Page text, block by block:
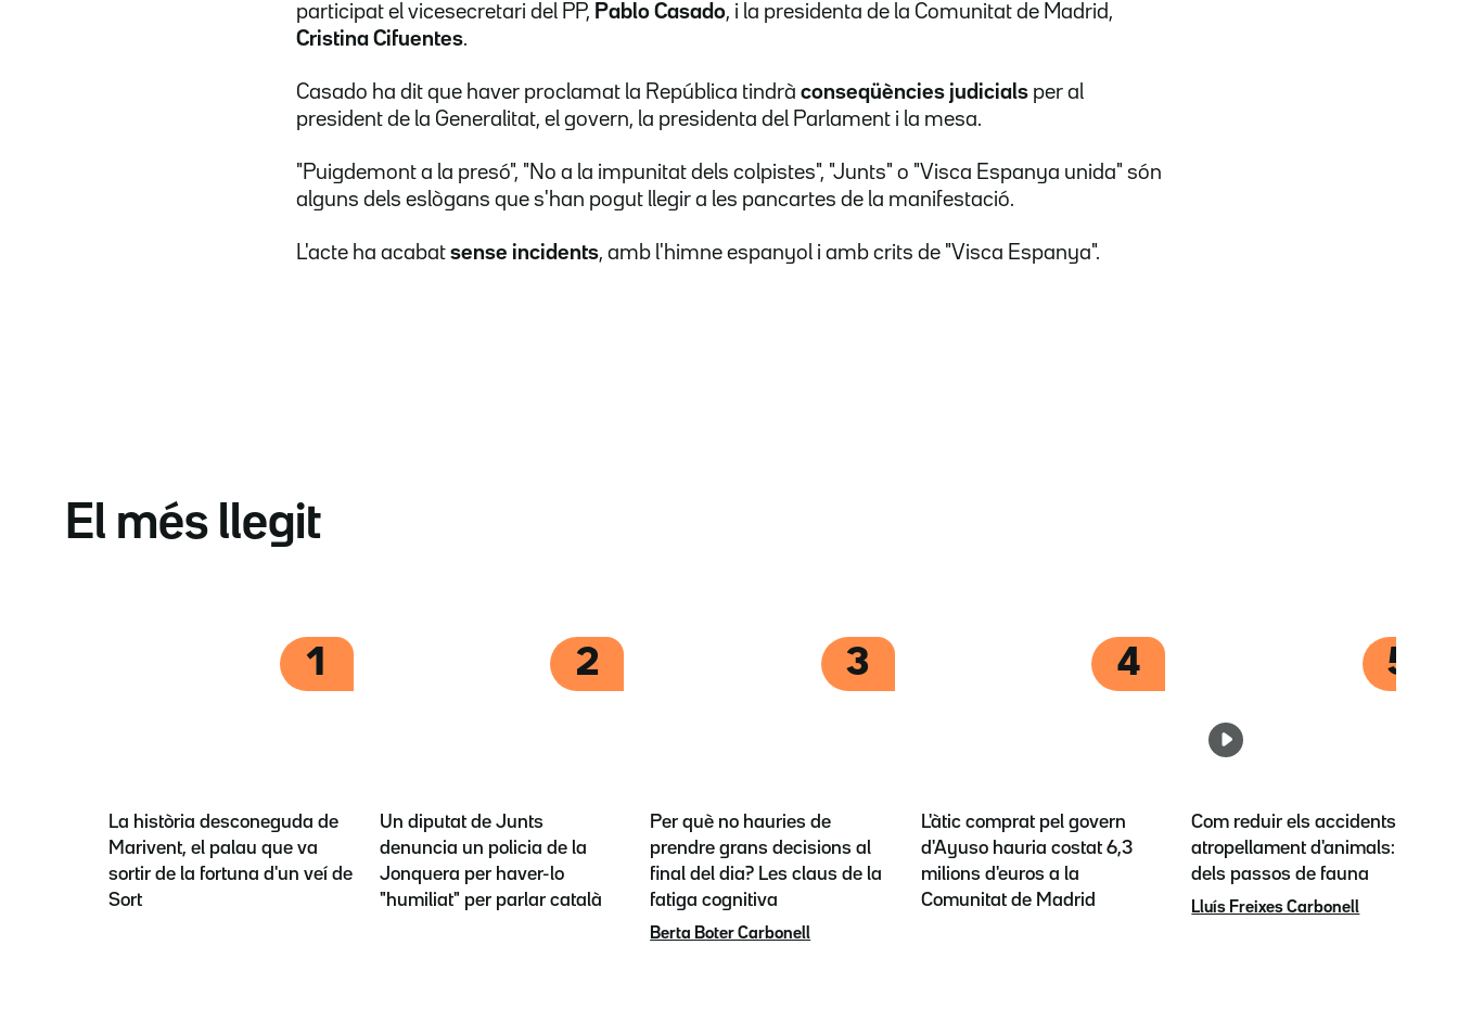
participat el vicesecretari del PP, Pablo Casado, i la presidenta de la Comunitat de Madrid,
Cristina Cifuentes.
Casado ha dit que haver proclamat la República tindrà conseqüències judicials per al
president de la Generalitat, el govern, la presidenta del Parlament i la mesa.
"Puigdemont a la presó", "No a la impunitat dels colpistes", "Junts" o "Visca Espanya unida" són
alguns dels eslògans que s'han pogut llegir a les pancartes de la manifestació.
L'acte ha acabat sense incidents, amb l'himne espanyol i amb crits de "Visca Espanya".
El més llegit
1
La història desconeguda de
Marivent, el palau que va
sortir de la fortuna d'un veí de
Sort
2
Un diputat de Junts
denuncia un policia de la
Jonquera per haver-lo
"humiliat" per parlar català
3
Per què no hauries de
prendre grans decisions al
final del dia? Les claus de la
fatiga cognitiva
Berta Boter Carbonell
4
L'àtic comprat pel govern
d'Ayuso hauria costat 6,3
milions d'euros a la
Comunitat de Madrid
5
Com reduir els accidents per
atropellament d'animals: l'èxit
dels passos de fauna
Lluís Freixes Carbonell